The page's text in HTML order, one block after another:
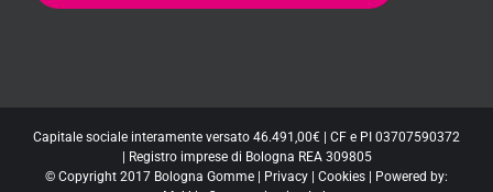
Capitale sociale interamente versato 46.491,00€ | CF e PI 03707590372
| Registro imprese di Bologna REA 309805
© Copyright 2017 Bologna Gomme | Privacy | Cookies | Powered by: